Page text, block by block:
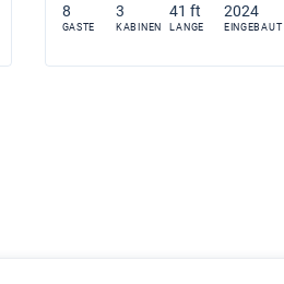
8
GASTE
3
KABINEN
41 ft
LANGE
2024
EINGEBAUT